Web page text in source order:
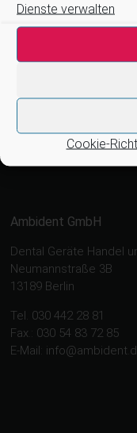
Dienste verwalten
Cookie-
Wir arbeiten
4tek, Acteon, Ancar, A-
KaVo, Medentex,
OMS, Ophardt
Smart, TKD, Velopex,
Nutzen Sie für
Ambident GmbH
Dental Geräte Handel
Neumannstraße 3B
13189 Berlin
Tel. 030 442 28 81
Fax.: 030 54 83 72 85
E-Mail: